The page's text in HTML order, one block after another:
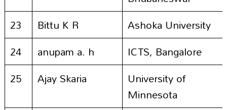
23
Bittu K R
Ashoka University
24
anupam a. h
ICTS, Bangalore
25
Ajay Skaria
University of
Minnesota